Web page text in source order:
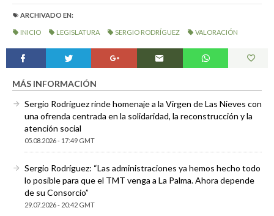
ARCHIVADO EN:
INICIO LEGISLATURA SERGIO RODRÍGUEZ VALORACIÓN
MÁS INFORMACIÓN
Sergio Rodríguez rinde homenaje a la Virgen de Las Nieves con
una ofrenda centrada en la solidaridad, la reconstrucción y la
atención social
05.08.2026 - 17:49 GMT
Sergio Rodríguez: “Las administraciones ya hemos hecho todo
lo posible para que el TMT venga a La Palma. Ahora depende
de su Consorcio”
29.07.2026 - 20:42 GMT